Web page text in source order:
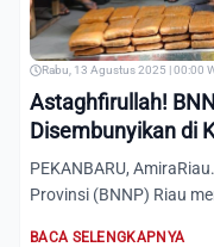
Rabu, 13 Agustus 2025 | 00:00
Astaghfirullah!
Disembunyikan di
PEKANBARU,
Provinsi (BNNP) Riau
BACA SELENGKAPNYA